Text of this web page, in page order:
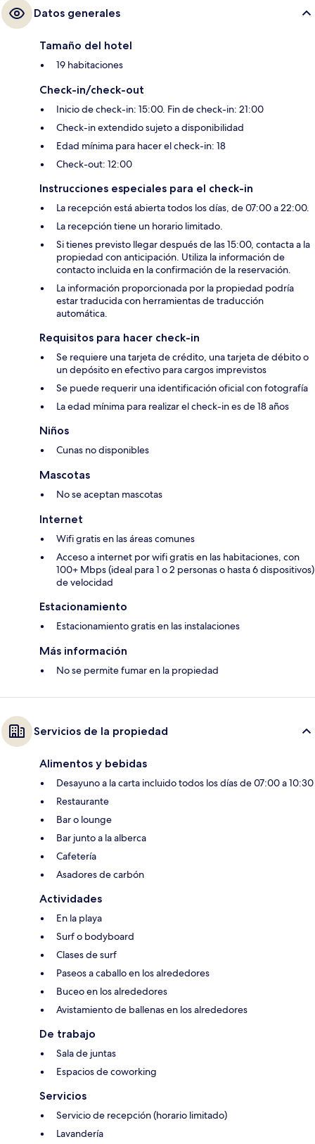
Datos generales
Tamaño del hotel
19 habitaciones
Check-in/check-out
Inicio de check-in: 15:00. Fin de check-in: 21:00
Check-in extendido sujeto a disponibilidad
Edad mínima para hacer el check-in: 18
Check-out: 12:00
Instrucciones especiales para el check-in
La recepción está abierta todos los días, de 07:00 a 22:00.
La recepción tiene un horario limitado.
Si tienes previsto llegar después de las 15:00, contacta a la
propiedad con anticipación. Utiliza la información de
contacto incluida en la confirmación de la reservación.
La información proporcionada por la propiedad podría
estar traducida con herramientas de traducción
automática.
Requisitos para hacer check-in
Se requiere una tarjeta de crédito, una tarjeta de débito o
un depósito en efectivo para cargos imprevistos
Se puede requerir una identificación oficial con fotografía
La edad mínima para realizar el check-in es de 18 años
Niños
Cunas no disponibles
Mascotas
No se aceptan mascotas
Internet
Wifi gratis en las áreas comunes
Acceso a internet por wifi gratis en las habitaciones, con
100+ Mbps (ideal para 1 o 2 personas o hasta 6 dispositivos)
de velocidad
Estacionamiento
Estacionamiento gratis en las instalaciones
Más información
No se permite fumar en la propiedad
Servicios de la propiedad
Alimentos y bebidas
Desayuno a la carta incluido todos los días de 07:00 a 10:30
Restaurante
Bar o lounge
Bar junto a la alberca
Cafetería
Asadores de carbón
Actividades
En la playa
Surf o bodyboard
Clases de surf
Paseos a caballo en los alrededores
Buceo en los alrededores
Avistamiento de ballenas en los alrededores
De trabajo
Sala de juntas
Espacios de coworking
Servicios
Servicio de recepción (horario limitado)
Lavandería